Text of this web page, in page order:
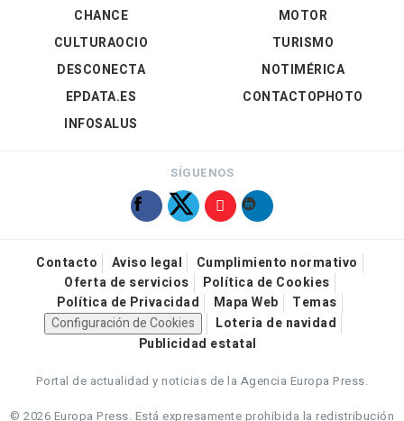
CHANCE
CULTURAOCIO
DESCONECTA
EPDATA.ES
INFOSALUS
MOTOR
TURISMO
NOTIMÉRICA
CONTACTOPHOTO
SÍGUENOS
Contacto Aviso legal
Cumplimiento normativo
Oferta de servicios
Política de Cookies
Política de Privacidad
Mapa Web
Temas
Configuración de Cookies
Loteria de navidad
Publicidad estatal
Portal de actualidad y noticias de la Agencia Europa Press.
© 2026 Europa Press. Está expresamente prohibida la redistribución